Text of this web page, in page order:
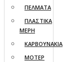
ΠΕΛΜΑΤΑ
ΠΛΑΣΤΙΚΑ
ΜΕΡΗ
ΚΑΡΒΟΥΝΑΚΙΑ
ΜΟΤΕΡ